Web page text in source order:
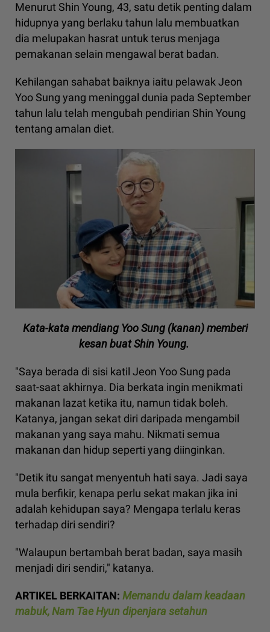
Menurut Shin Young, 43, satu detik penting dalam
hidupnya yang berlaku tahun lalu membuatkan
dia melupakan hasrat untuk terus menjaga
pemakanan selain mengawal berat badan.
Kehilangan sahabat baiknya iaitu pelawak Jeon
Yoo Sung yang meninggal dunia pada September
tahun lalu telah mengubah pendirian Shin Young
tentang amalan diet.
Kata-kata mendiang Yoo Sung (kanan) memberi
kesan buat Shin Young.
"Saya berada di sisi katil Jeon Yoo Sung pada
saat-saat akhirnya. Dia berkata ingin menikmati
makanan lazat ketika itu, namun tidak boleh.
Katanya, jangan sekat diri daripada mengambil
makanan yang saya mahu. Nikmati semua
makanan dan hidup seperti yang diinginkan.
"Detik itu sangat menyentuh hati saya. Jadi saya
mula berfikir, kenapa perlu sekat makan jika ini
adalah kehidupan saya? Mengapa terlalu keras
terhadap diri sendiri?
"Walaupun bertambah berat badan, saya masih
menjadi diri sendiri," katanya.
ARTIKEL BERKAITAN: Memandu dalam keadaan
mabuk, Nam Tae Hyun dipenjara setahun